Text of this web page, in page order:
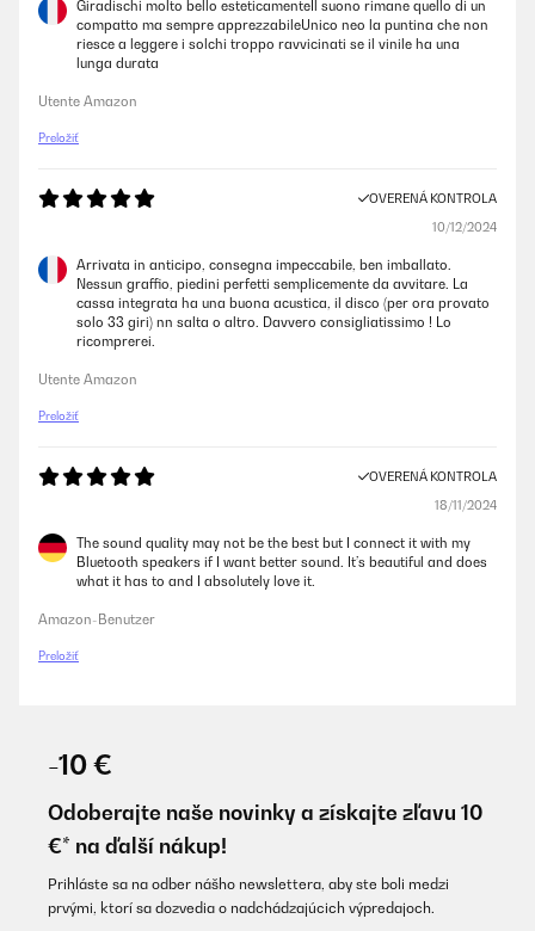
Giradischi molto bello esteticamenteIl suono rimane quello di un
compatto ma sempre apprezzabileUnico neo la puntina che non
riesce a leggere i solchi troppo ravvicinati se il vinile ha una
lunga durata
Utente Amazon
Preložiť
OVERENÁ KONTROLA
10/12/2024
Arrivata in anticipo, consegna impeccabile, ben imballato.
Nessun graffio, piedini perfetti semplicemente da avvitare. La
cassa integrata ha una buona acustica, il disco (per ora provato
solo 33 giri) nn salta o altro. Davvero consigliatissimo ! Lo
ricomprerei.
Utente Amazon
Preložiť
OVERENÁ KONTROLA
18/11/2024
The sound quality may not be the best but I connect it with my
Bluetooth speakers if I want better sound. It’s beautiful and does
what it has to and I absolutely love it.
Amazon-Benutzer
Preložiť
-10 €
Odoberajte naše novinky a získajte zľavu 10
€* na ďalší nákup!
Prihláste sa na odber nášho newslettera, aby ste boli medzi
prvými, ktorí sa dozvedia o nadchádzajúcich výpredajoch.